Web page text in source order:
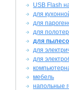
USB Flash
для
для
для
для
для
для
мебель
напольные